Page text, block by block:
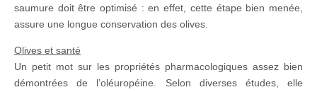
saumure doit être optimisé : en effet, cette étape bien menée,
assure une longue conservation des olives.
Olives et santé
Un petit mot sur les propriétés pharmacologiques assez bien
démontrées de l’oléuropéine. Selon diverses études, elle